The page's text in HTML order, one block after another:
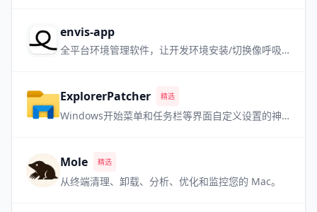
envis-app
全平台环境管理软件，让开发环境安装/切换像呼吸一样自然
ExplorerPatcher 精选
Windows开始菜单和任务栏等界面自定义设置的神器 喜欢老版本 Win 界面的用户必备
Mole 精选
从终端清理、卸载、分析、优化和监控您的 Mac。